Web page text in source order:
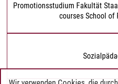
Promotionsstudium Fakultät
courses School of